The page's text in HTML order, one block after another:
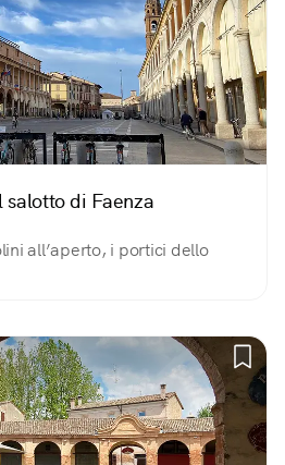
salotto di Faenza
all’aperto, i portici dello